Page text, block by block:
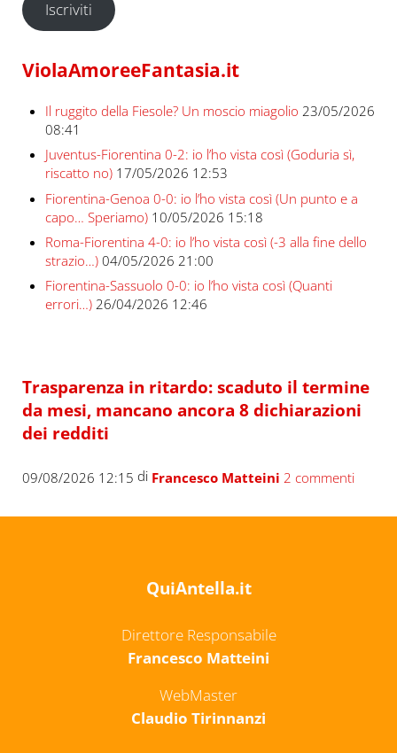
Iscriviti
ViolaAmoreeFantasia.it
Il ruggito della Fiesole? Un moscio miagolio 23/05/2026
08:41
Juventus-Fiorentina 0-2: io l’ho vista così (Goduria sì,
riscatto no) 17/05/2026 12:53
Fiorentina-Genoa 0-0: io l’ho vista così (Un punto e a
capo… Speriamo) 10/05/2026 15:18
Roma-Fiorentina 4-0: io l’ho vista così (-3 alla fine dello
strazio…) 04/05/2026 21:00
Fiorentina-Sassuolo 0-0: io l’ho vista così (Quanti
errori…) 26/04/2026 12:46
Trasparenza in ritardo: scaduto il termine
da mesi, mancano ancora 8 dichiarazioni
dei redditi
09/08/2026 12:15 di Francesco Matteini 2 commenti
QuiAntella.it
Direttore Responsabile
Francesco Matteini
WebMaster
Claudio Tirinnanzi